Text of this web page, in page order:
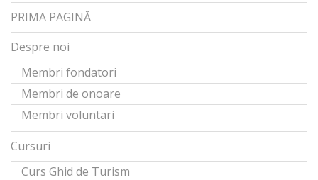
PRIMA PAGINĂ
Despre noi
Membri fondatori
Membri de onoare
Membri voluntari
Cursuri
Curs Ghid de Turism